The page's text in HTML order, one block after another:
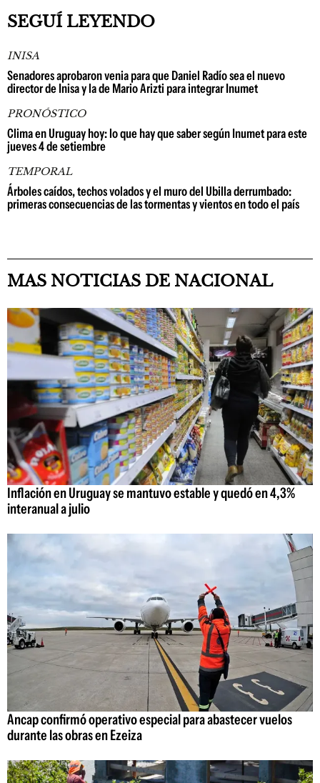
SEGUÍ LEYENDO
INISA
Senadores aprobaron venia para que Daniel Radío sea el nuevo
director de Inisa y la de Mario Arizti para integrar Inumet
PRONÓSTICO
Clima en Uruguay hoy: lo que hay que saber según Inumet para este
jueves 4 de setiembre
TEMPORAL
Árboles caídos, techos volados y el muro del Ubilla derrumbado:
primeras consecuencias de las tormentas y vientos en todo el país
MAS NOTICIAS DE NACIONAL
Inflación en Uruguay se mantuvo estable y quedó en 4,3%
interanual a julio
Ancap confirmó operativo especial para abastecer vuelos
durante las obras en Ezeiza